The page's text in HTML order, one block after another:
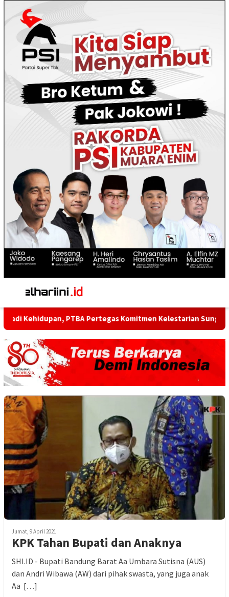
Menu
Mobile
PTBA Pertegas Komitmen Kelestarian Sungai dalam
Jumat, 9 April 2021
KPK Tahan Bupati dan Anaknya
SHI.ID - Bupati Bandung Barat Aa Umbara Sutisna (AUS)
dan Andri Wibawa (AW) dari pihak swasta, yang juga anak
Aa […]